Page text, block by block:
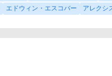
エドウィン・エスコバー アレクシ